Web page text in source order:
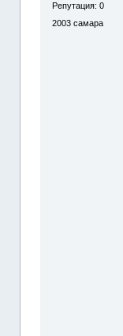
Репутация: 0
2003 самара